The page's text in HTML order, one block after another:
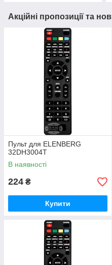
Акційні пропозиції та
Пульт для ELENBERG
32DH3004T
В наявності
224 ₴
Купити